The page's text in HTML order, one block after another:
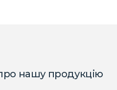
про нашу продукцію